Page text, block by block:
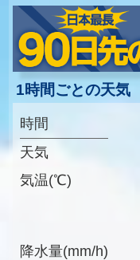
1時間ごとの天気
時間
天気
気温(℃)
降水量(mm/h)